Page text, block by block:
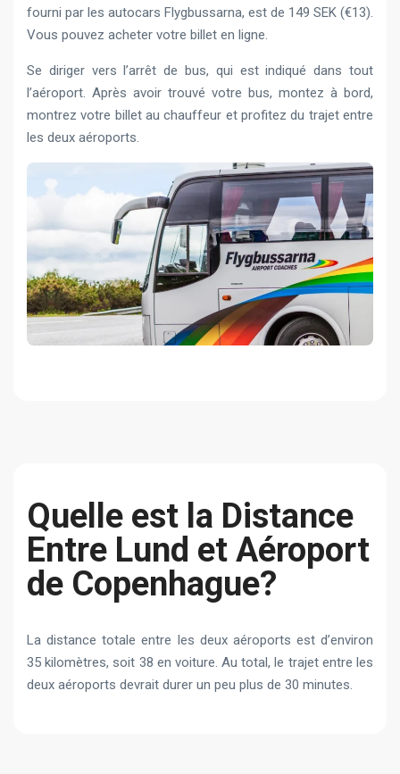
fourni par les autocars Flygbussarna, est de 149 SEK (€13).
Vous pouvez acheter votre billet en ligne.
Se diriger vers l’arrêt de bus, qui est indiqué dans tout
l’aéroport. Après avoir trouvé votre bus, montez à bord,
montrez votre billet au chauffeur et profitez du trajet entre
les deux aéroports.
Quelle est la Distance
Entre Lund et Aéroport
de Copenhague?
La distance totale entre les deux aéroports est d’environ
35 kilomètres, soit 38 en voiture. Au total, le trajet entre les
deux aéroports devrait durer un peu plus de 30 minutes.